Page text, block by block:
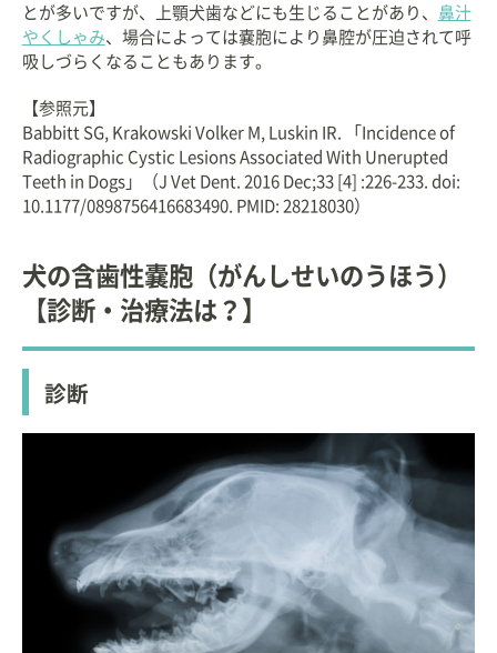
とが多いですが、上顎犬歯などにも生じることがあり、 鼻汁
やくしゃみ、場合によっては嚢胞により鼻腔が圧迫されて呼
吸しづらくなることもあります。
【参照元】
Babbitt SG, Krakowski Volker M, Luskin IR. 「Incidence of
Radiographic Cystic Lesions Associated With Unerupted
Teeth in Dogs」（J Vet Dent. 2016 Dec;33 [4] :226-233. doi:
10.1177/0898756416683490. PMID: 28218030）
犬の含歯性嚢胞（がんしせいのうほう）
【診断・治療法は？】
診断